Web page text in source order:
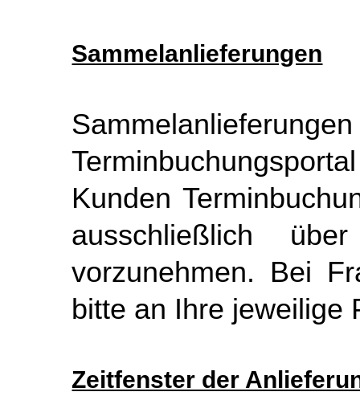
Sammelanlieferungen
Kunden
ausschließlich
vorzunehmen. Bei
bitte an Ihre jeweilige
Zeitfenster der